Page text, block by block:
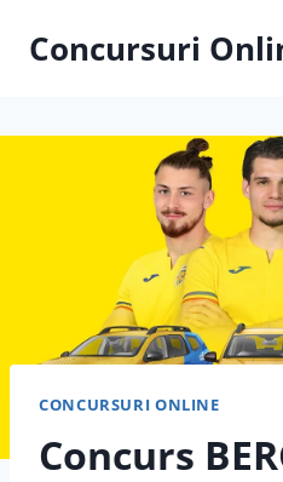
Concursuri
CONCURSURI ONLINE
Concurs